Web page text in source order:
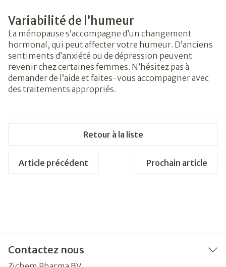
Variabilité de l’humeur
La ménopause s’accompagne d’un changement
hormonal, qui peut affecter votre humeur. D’anciens
sentiments d’anxiété ou de dépression peuvent
revenir chez certaines femmes. N’hésitez pas à
demander de l’aide et faites-vous accompagner avec
des traitements appropriés.
Retour à la liste
Article précédent Prochain article
Contactez nous